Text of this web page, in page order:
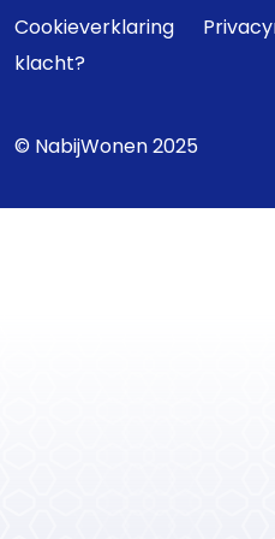
Cookieverklaring
klacht?
© NabijWonen 2025